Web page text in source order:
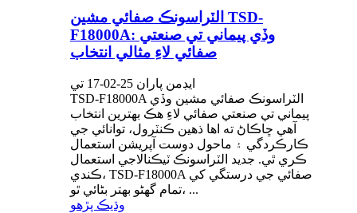
الٽراسونڪ صفائي مشين TSD-
F18000A: وڏي پيماني تي صنعتي
صفائي لاءِ مثالي انتخاب
ايڊمن پاران 25-02-17 تي
TSD-F18000A الٽراسونڪ صفائي مشين وڏي
پيماني تي صنعتي صفائي لاءِ هڪ بهترين انتخاب
آهي ڇاڪاڻ ته اها ذهين ڪنٽرول، توانائي جي
ڪارڪردگي ۽ ماحول دوست آپريشن استعمال
ڪري ٿي. جديد الٽراسونڪ ٽيڪنالاجي استعمال
ڪندي، TSD-F18000A صفائي جي درستگي کي
تمام گهڻو بهتر بڻائي ٿو، ...
وڌيڪ پڙهو